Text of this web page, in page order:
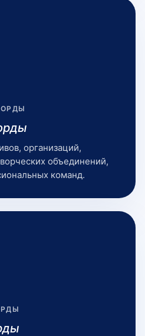
организаций,
объединений,
команд.